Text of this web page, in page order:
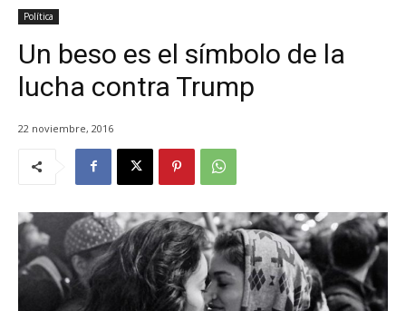
Política
Un beso es el símbolo de la
lucha contra Trump
22 noviembre, 2016